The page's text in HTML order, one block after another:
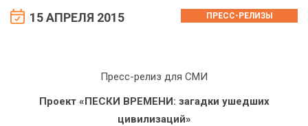
15 АПРЕЛЯ 2015 ПРЕСС-РЕЛИЗЫ
Пресс-релиз для СМИ
Проект «ПЕСКИ ВРЕМЕНИ: загадки ушедших
цивилизаций»